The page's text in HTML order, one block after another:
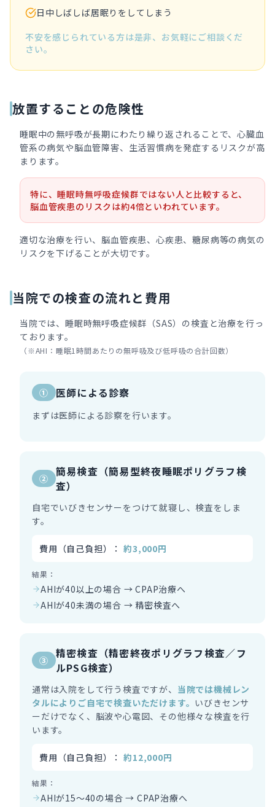
日中しばしば居眠りをしてしまう
不安を感じられている方は是非、お気軽にご相談くだ
さい。
放置することの危険性
睡眠中の無呼吸が長期にわたり繰り返されることで、心臓血
管系の病気や脳血管障害、生活習慣病を発症するリスクが高
まります。
特に、睡眠時無呼吸症候群ではない人と比較すると、
脳血管疾患のリスクは約4倍といわれています。
適切な治療を行い、脳血管疾患、心疾患、糖尿病等の病気の
リスクを下げることが大切です。
当院での検査の流れと費用
当院では、睡眠時無呼吸症候群（SAS）の検査と治療を行っ
ております。
（※AHI：睡眠1時間あたりの無呼吸及び低呼吸の合計回数）
① 医師による診察
まずは医師による診察を行います。
②
簡易検査（簡易型終夜睡眠ポリグラフ検
査）
自宅でいびきセンサーをつけて就寝し、検査をしま
す。
費用（自己負担）： 約3,000円
結果：
AHIが40以上の場合 → CPAP治療へ
AHIが40未満の場合 → 精密検査へ
③
精密検査（精密終夜ポリグラフ検査／フ
ルPSG検査）
通常は入院をして行う検査ですが、 当院では機械レン
タルによりご自宅で検査いただけます。 いびきセンサ
ーだけでなく、脳波や心電図、その他様々な検査を行
います。
費用（自己負担）： 約12,000円
結果：
AHIが15〜40の場合 → CPAP治療へ